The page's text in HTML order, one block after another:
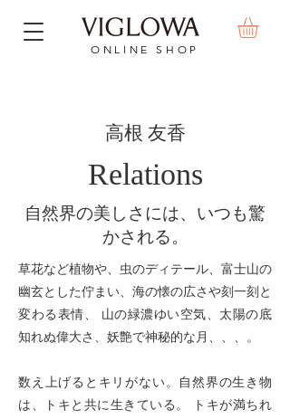
ONLINE SHOP
高根 友香
Relations
自然界の美しさには、いつも驚
かされる。
草花など植物や、虫のディテール、富士山の
幽玄とした佇まい、海の懐の広さや刻一刻と
変わる表情、 山の緑濃ゆい空気、太陽の底
知れぬ偉大さ、妖艶で神秘的な月、、、。
数え上げるとキリがない。自然界の生き物
は、トキと共に生きている。 トキが満ちれ